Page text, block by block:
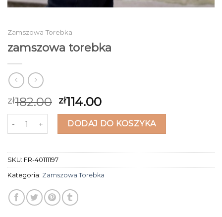
Zamszowa Torebka
zamszowa torebka
zł182.00 zł114.00
ilość zamszowa torebkaDODAJ DO KOSZYKA
SKU: FR-40111197
Kategoria: Zamszowa Torebka